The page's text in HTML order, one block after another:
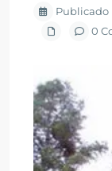
Publicado
0